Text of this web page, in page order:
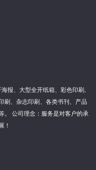
报、大型全开纸箱、彩色印刷,
刷、杂志印刷、各类书刊、产品
。 公司理念：服务是对客户的承
！